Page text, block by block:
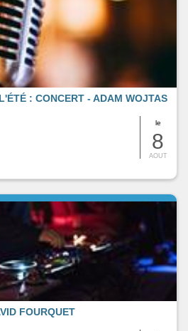
le
8
AOUT
: CONCERT - ADAM WOJTAS
FOURQUET